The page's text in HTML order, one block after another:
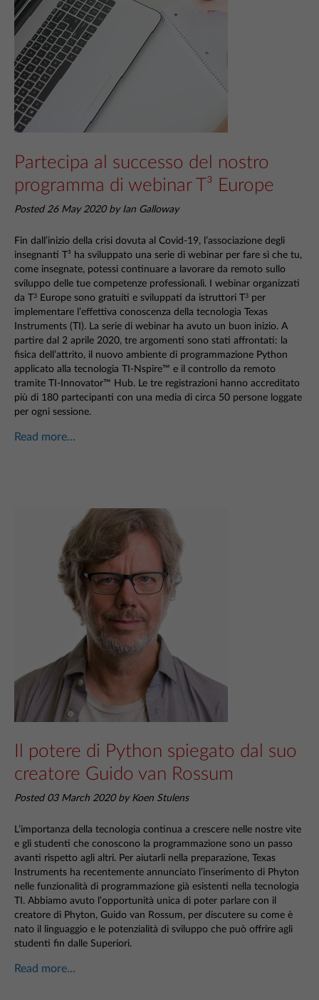
Partecipa al successo del nostro
programma di webinar T³ Europe
Posted 26 May 2020 by Ian Galloway
Fin dall’inizio della crisi dovuta al Covid-19, l’associazione degli
insegnanti T³ ha sviluppato una serie di webinar per fare sì che tu,
come insegnate, potessi continuare a lavorare da remoto sullo
sviluppo delle tue competenze professionali. I webinar organizzati
da T3 Europe sono gratuiti e sviluppati da istruttori T3 per
implementare l’effettiva conoscenza della tecnologia Texas
Instruments (TI). La serie di webinar ha avuto un buon inizio. A
partire dal 2 aprile 2020, tre argomenti sono stati affrontati: la
fisica dell’attrito, il nuovo ambiente di programmazione Python
applicato alla tecnologia TI-Nspire™ e il controllo da remoto
tramite TI-Innovator™ Hub. Le tre registrazioni hanno accreditato
più di 180 partecipanti con una media di circa 50 persone loggate
per ogni sessione.
Read more...
Il potere di Python spiegato dal suo
creatore Guido van Rossum
Posted 03 March 2020 by Koen Stulens
L’importanza della tecnologia continua a crescere nelle nostre vite
e gli studenti che conoscono la programmazione sono un passo
avanti rispetto agli altri. Per aiutarli nella preparazione, Texas
Instruments ha recentemente annunciato l’inserimento di Phyton
nelle funzionalità di programmazione già esistenti nella tecnologia
TI. Abbiamo avuto l’opportunità unica di poter parlare con il
creatore di Phyton, Guido van Rossum, per discutere su come è
nato il linguaggio e le potenzialità di sviluppo che può offrire agli
studenti fin dalle Superiori.
Read more...